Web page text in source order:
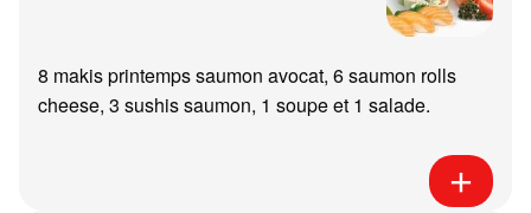
8 makis printemps saumon avocat, 6 saumon rolls
cheese, 3 sushis saumon, 1 soupe et 1 salade.